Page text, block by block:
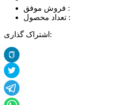
فروش موفق :
تعداد محصول :
اشتراک گذاری: